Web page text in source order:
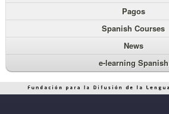
Pagos
Spanish Courses
News
e-learning Spanish